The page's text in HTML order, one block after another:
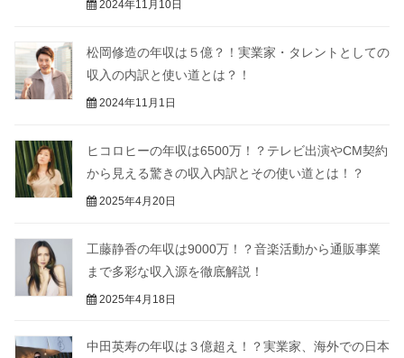
2024年11月10日
松岡修造の年収は５億？！実業家・タレントとしての
収入の内訳と使い道とは？！
2024年11月1日
ヒコロヒーの年収は6500万！？テレビ出演やCM契約
から見える驚きの収入内訳とその使い道とは！？
2025年4月20日
工藤静香の年収は9000万！？音楽活動から通販事業
まで多彩な収入源を徹底解説！
2025年4月18日
中田英寿の年収は３億超え！？実業家、海外での日本